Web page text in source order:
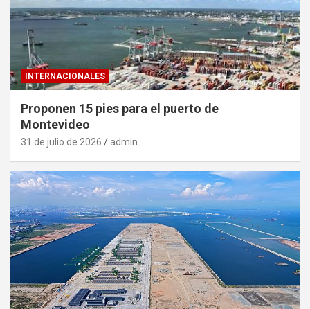
INTERNACIONALES
Proponen 15 pies para el puerto de
Montevideo
31 de julio de 2026 admin